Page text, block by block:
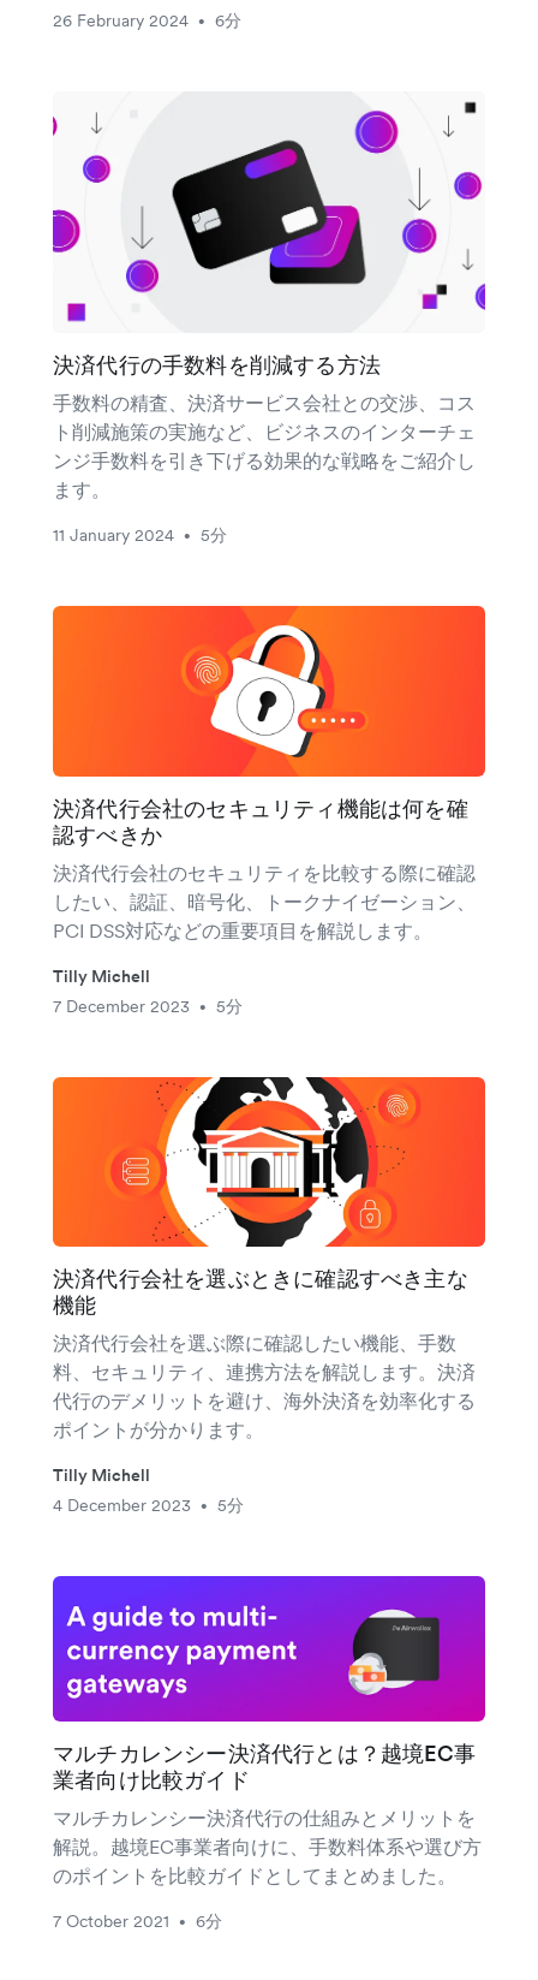
26 February 2024
• 6分
決済代行の手数料を削減する方法
手数料の精査、決済サービス会社との交渉、コス
ト削減施策の実施など、ビジネスのインターチェ
ンジ手数料を引き下げる効果的な戦略をご紹介し
ます。
11 January 2024 • 5分
決済代行会社のセキュリティ機能は何を確
認すべきか
決済代行会社のセキュリティを比較する際に確認
したい、認証、暗号化、トークナイゼーション、
PCI DSS対応などの重要項目を解説します。
Tilly Michell
7 December 2023
• 5分
決済代行会社を選ぶときに確認すべき主な
機能
決済代行会社を選ぶ際に確認したい機能、手数
料、セキュリティ、連携方法を解説します。決済
代行のデメリットを避け、海外決済を効率化する
ポイントが分かります。
Tilly Michell
4 December 2023
• 5分
マルチカレンシー決済代行とは？越境EC事
業者向け比較ガイド
マルチカレンシー決済代行の仕組みとメリットを
解説。越境EC事業者向けに、手数料体系や選び方
のポイントを比較ガイドとしてまとめました。
7 October 2021 • 6分